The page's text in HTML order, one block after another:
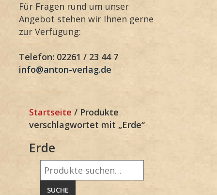
Für Fragen rund um unser
Angebot stehen wir Ihnen gerne
zur Verfügung:
Telefon: 02261 / 23 44 7
info@anton-verlag.de
Startseite / Produkte
verschlagwortet mit „Erde“
Erde
Suche
nach:
SUCHE